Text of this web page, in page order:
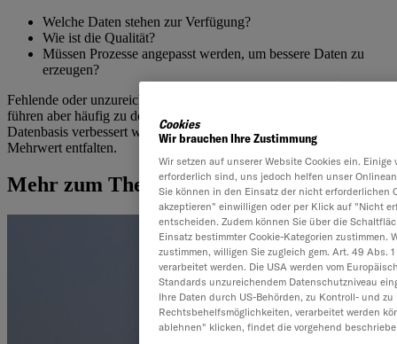
Welche Daten stehen zur Verfügung?
Wie ist die Qualität?
Müssen Prozesse angepasst werden, um bessere Daten zu
erzeugen?
Fehlende oder unzureichende Daten sind selten ein Showstopper,
führen aber häufig zu der Erkenntnis: Zuerst sollten Prozesse und
Datenbasis verbessert werden – und dann kann KI ihren vollen
Mehrwert entfalten.
Mehr zum Thema
Cookies
Wir brauchen Ihre Zustimmung
Wir setzen auf unserer Website Cookies ein.
erforderlich sind, uns jedoch helfen unser
Sie können in den Einsatz der nicht erforderlichen
akzeptieren" einwilligen oder per Klick auf "Nicht
entscheiden. Zudem können Sie über die
Einsatz bestimmter Cookie-Kategorien zustimmen.
zustimmen, willigen Sie zugleich gem. Art. 49 Abs.
verarbeitet werden. Die USA werden vom
Standards unzureichendem Datenschutzniveau
Ihre Daten durch US-Behörden, zu Kontroll- und
Rechtsbehelfsmöglichkeiten, verarbeitet werden
ablehnen" klicken, findet die vorgehend